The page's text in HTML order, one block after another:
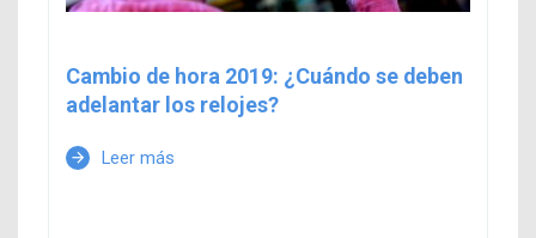
Cambio de hora 2019: ¿Cuándo se deben
adelantar los relojes?
arrow_forward Leer más